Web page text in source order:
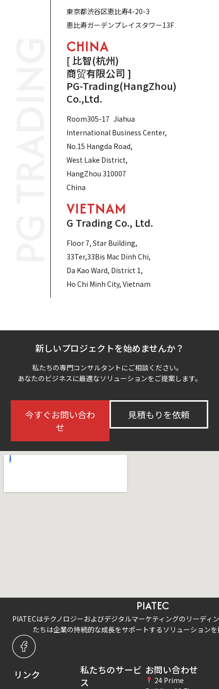
東京都渋谷区恵比寿4-20-3
恵比寿ガーデンプレイスタワー13F
CHINA
[ 比智(杭州)
商贸有限公司 ]
PG-Trading(HangZhou)
Co.,Ltd.
Room305-17 Jiahua
International Business Center,
No.15 Hangda Road,
West Lake District,
HangZhou 310007
China
VIETNAM
G Trading Co., Ltd.
Floor 7, Star Building,
33Ter,33Bis Mac Dinh Chi,
Da Kao Ward, District 1,
Ho Chi Minh City, Vietnam
新しいプロジェクトを始めませんか？
私たちの専門コンサルタントにご相談ください。
あなたのビジネスに最適なソリューションをご提案します。
今すぐお問い合わ
せ
見積もりを依頼
PIATEC
PIATECはテクノロジーおよびデジタルマーケティングのリーディ
たちは企業の持続的な成長をサポートするソリューション
リンク
私たちのサービ
ス
お問い合わせ
24 Prime